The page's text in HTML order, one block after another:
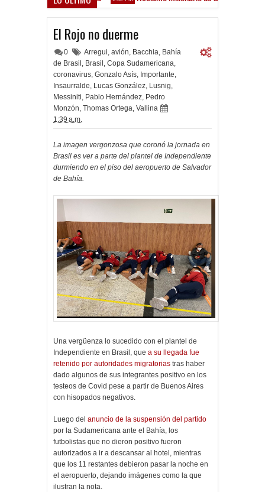
El Rojo no duerme
0 Arregui, avión, Bacchia, Bahía
de Brasil , Brasil , Copa Sudamericana,
coronavirus, Gonzalo Asís, Importante,
Insaurralde, Lucas González, Lusnig,
Messiniti, Pablo Hernández, Pedro
Monzón, Thomas Ortega, Vallina
1:39 a.m.
La imagen vergonzosa que coronó la jornada en
Brasil es ver a parte del plantel de Independiente
durmiendo en el piso del aeropuerto de Salvador
de Bahía.
Una vergüenza lo sucedido con el plantel de
Independiente en Brasil, que a su llegada fue
retenido por autoridades migratorias tras haber
dado algunos de sus integrantes positivo en los
testeos de Covid pese a partir de Buenos Aires
con hisopados negativos.
Luego del anuncio de la suspensión del partido
por la Sudamericana ante el Bahía, los
futbolistas que no dieron positivo fueron
autorizados a ir a descansar al hotel, mientras
que los 11 restantes debieron pasar la noche en
el aeropuerto, dejando imágenes como la que
ilustran la nota.